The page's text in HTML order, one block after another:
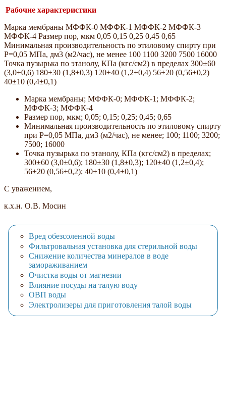
Рабочие характеристики
Марка мембраны МФФК-0 МФФК-1 МФФК-2 МФФК-3
МФФК-4 Размер пор, мкм 0,05 0,15 0,25 0,45 0,65
Минимальная производительность по этиловому спирту при
Р=0,05 МПа, дм3 (м2/час), не менее 100 1100 3200 7500 16000
Точка пузырька по этанолу, КПа (кгс/см2) в пределах 300±60
(3,0±0,6) 180±30 (1,8±0,3) 120±40 (1,2±0,4) 56±20 (0,56±0,2)
40±10 (0,4±0,1)
Марка мембраны; МФФК-0; МФФК-1; МФФК-2;
МФФК-3; МФФК-4
Размер пор, мкм; 0,05; 0,15; 0,25; 0,45; 0,65
Минимальная производительность по этиловому спирту
при Р=0,05 МПа, дм3 (м2/час), не менее; 100; 1100; 3200;
7500; 16000
Точка пузырька по этанолу, КПа (кгс/см2) в пределах;
300±60 (3,0±0,6); 180±30 (1,8±0,3); 120±40 (1,2±0,4);
56±20 (0,56±0,2); 40±10 (0,4±0,1)
C уважением,
к.х.н. О.В. Мосин
Вред обезсоленной воды
Фильтровальная установка для стерильной воды
Снижение количества минералов в воде
замораживанием
Очистка воды от магнезии
Влияние посуды на талую воду
ОВП воды
Электролизеры для приготовления талой воды